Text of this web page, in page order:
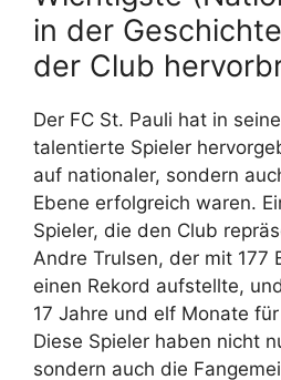
in der
der Club
Der FC St. Pauli hat in
talentierte Spieler
auf nationaler, sondern
Ebene erfolgreich waren.
Spieler, die den Club
Andre Trulsen, der mit 177
einen Rekord aufstellte,
17 Jahre und elf Monate
Diese Spieler haben nicht
sondern auch die